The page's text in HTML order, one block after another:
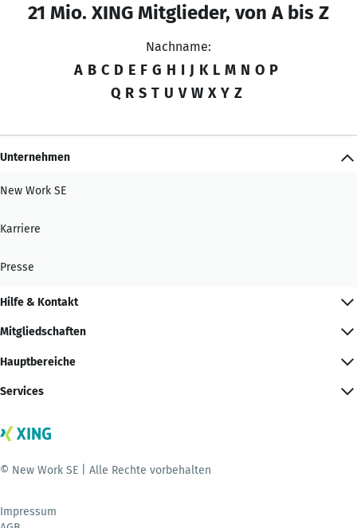
21 Mio. XING Mitglieder, von A bis Z
Nachname:
A B C D E F G H I J K L M N O P
Q R S T U V W X Y Z
Unternehmen
New Work SE
Karriere
Presse
Hilfe & Kontakt
Mitgliedschaften
Hauptbereiche
Services
© New Work SE | Alle Rechte vorbehalten
Impressum